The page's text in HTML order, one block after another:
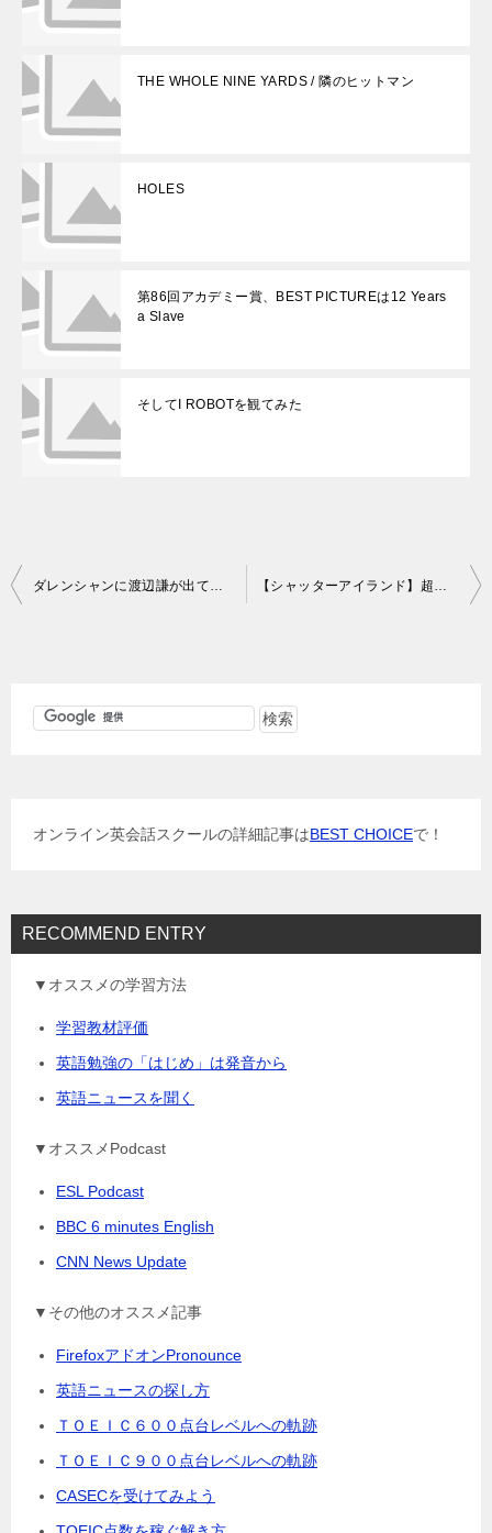
THE WHOLE NINE YARDS / 隣のヒットマン
HOLES
第86回アカデミー賞、BEST PICTUREは12 Years
a Slave
そしてI ROBOTを観てみた
投
オンライン英会話スクールの詳細記事はBEST CHOICEで！
RECOMMEND ENTRY
▼オススメの学習方法
学習教材評価
英語勉強の「はじめ」は発音から
英語ニュースを聞く
▼オススメPodcast
ESL Podcast
BBC 6 minutes English
CNN News Update
▼その他のオススメ記事
FirefoxアドオンPronounce
英語ニュースの探し方
ＴＯＥＩＣ６００点台レベルへの軌跡
ＴＯＥＩＣ９００点台レベルへの軌跡
CASECを受けてみよう